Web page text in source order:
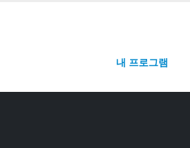
내 프로그램